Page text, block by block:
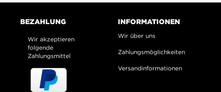
BEZAHLUNG
Wir akzeptieren
folgende
Zahlungsmittel
INFORMATIONEN
Wir über uns
Zahlungsmöglichkeiten
Versandinformationen